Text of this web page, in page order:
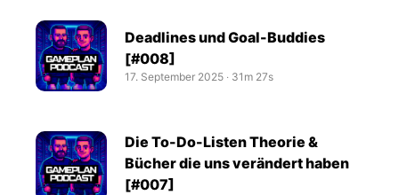
Deadlines und Goal-Buddies
[#008]
17. September 2025 ‧ 31m 27s
Die To-Do-Listen Theorie &
Bücher die uns verändert haben
[#007]